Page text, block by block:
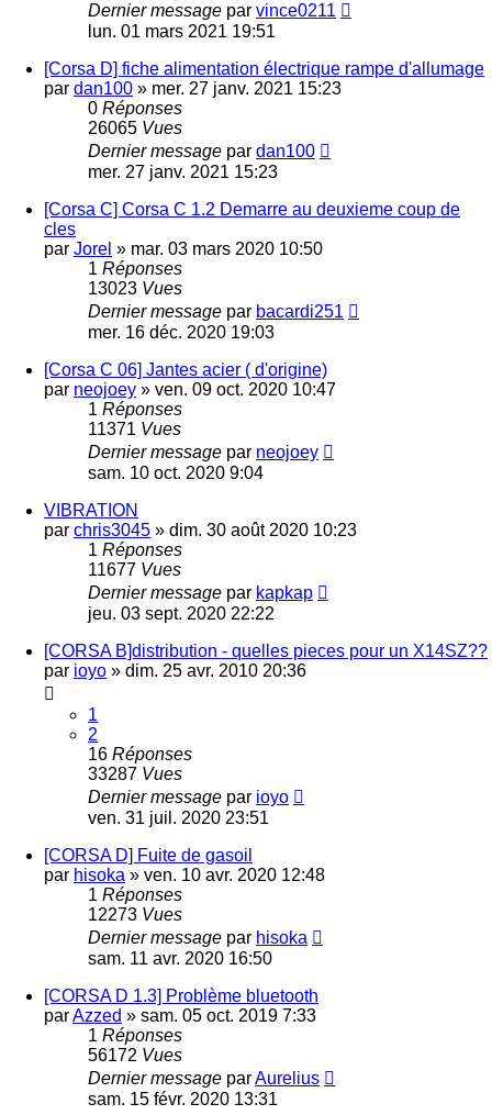
Dernier message par vince0211
lun. 01 mars 2021 19:51
[Corsa D] fiche alimentation électrique rampe d'allumage
par dan100 » mer. 27 janv. 2021 15:23
0 Réponses
26065 Vues
Dernier message par dan100
mer. 27 janv. 2021 15:23
[Corsa C] Corsa C 1.2 Demarre au deuxieme coup de
cles
par Jorel » mar. 03 mars 2020 10:50
1 Réponses
13023 Vues
Dernier message par bacardi251
mer. 16 déc. 2020 19:03
[Corsa C 06] Jantes acier ( d'origine)
par neojoey » ven. 09 oct. 2020 10:47
1 Réponses
11371 Vues
Dernier message par neojoey
sam. 10 oct. 2020 9:04
VIBRATION
par chris3045 » dim. 30 août 2020 10:23
1 Réponses
11677 Vues
Dernier message par kapkap
jeu. 03 sept. 2020 22:22
[CORSA B]distribution - quelles pieces pour un X14SZ??
par ioyo » dim. 25 avr. 2010 20:36
1
2
16 Réponses
33287 Vues
Dernier message par ioyo
ven. 31 juil. 2020 23:51
[CORSA D] Fuite de gasoil
par hisoka » ven. 10 avr. 2020 12:48
1 Réponses
12273 Vues
Dernier message par hisoka
sam. 11 avr. 2020 16:50
[CORSA D 1.3] Problème bluetooth
parAzzed » sam. 05 oct. 2019 7:33
1 Réponses
56172 Vues
Dernier message parAurelius
sam. 15 févr. 2020 13:31